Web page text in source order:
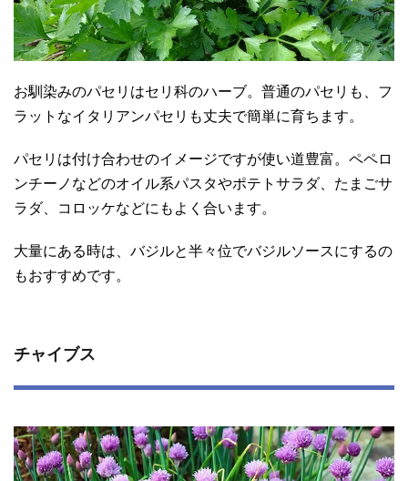
お馴染みのパセリはセリ科のハーブ。普通のパセリも、フ
ラットなイタリアンパセリも丈夫で簡単に育ちます。
パセリは付け合わせのイメージですが使い道豊富。ペペロ
ンチーノなどのオイル系パスタやポテトサラダ、たまごサ
ラダ、コロッケなどにもよく合います。
大量にある時は、バジルと半々位でバジルソースにするの
もおすすめです。
チャイブス